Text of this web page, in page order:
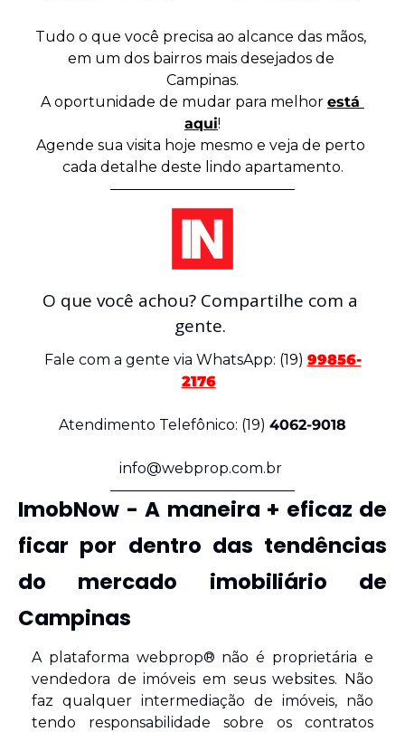
Tudo o que você precisa ao alcance das mãos,
em um dos bairros mais desejados de
Campinas.
A oportunidade de mudar para melhor está
aqui!
Agende sua visita hoje mesmo e veja de perto
cada detalhe deste lindo apartamento.
O que você achou? Compartilhe com a
gente.
Fale com a gente via WhatsApp: (19) 99856-
2176
Atendimento Telefônico: (19) 4062-9018
info@webprop.com.br
ImobNow - A maneira + eficaz de
ficar por dentro das tendências
do mercado imobiliário de
Campinas
A plataforma webprop® não é proprietária e
vendedora de imóveis em seus websites. Não
faz qualquer intermediação de imóveis, não
tendo responsabilidade sobre os contratos